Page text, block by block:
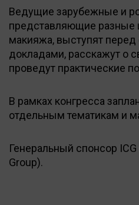
Ведущие зарубежные и
представляющие разные
макияжа, выступят
докладами, расскажут о
проведут практические
В рамках конгресса
отдельным тематикам и
Генеральный спонсор
Group).